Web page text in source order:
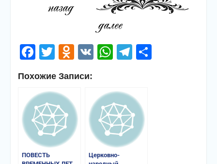
Facebook
Twitter
Odnoklassniki
VKWhatsApp
Telegram
Похожие Записи:
ПОВЕСТЬ
Церковно-